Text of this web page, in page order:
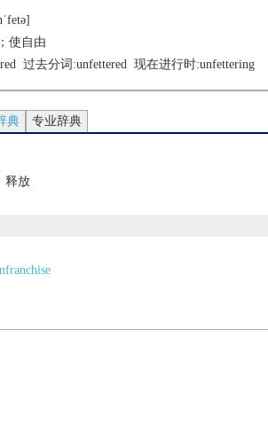
使自由
过去分词:unfettered 现在进行时:unfettering
典 专业辞典
释放